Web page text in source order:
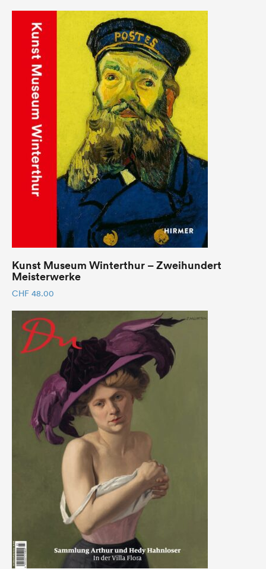
Kunst Museum Winterthur – Zweihundert
Meisterwerke
CHF 48.00